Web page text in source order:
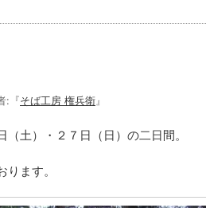
:『そば工房 権兵衛』
土）・２７日（日）の二日間。
ます。